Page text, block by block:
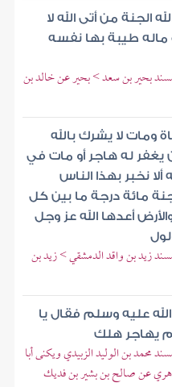
الجنة من أتى الله لا
ماله طيبة بها نفسه
مسند بحير بن سعد > بحير عن خالد بن
ومات لا يشرك بالله
يغفر له هاجر أو مات في
نخبر بهذا الناس
مائة درجة ما بين كل
أعدها الله عز وجل
زيد بن واقد الدمشقي > زيد بن
عليه وسلم فقال يا
يهاجر هلك
محمد بن الوليد الزبيدي ويكنى أبا
عن صالح بن بشير بن فديك